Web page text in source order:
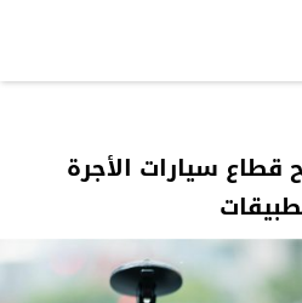
قطاع سيارات الأجرة